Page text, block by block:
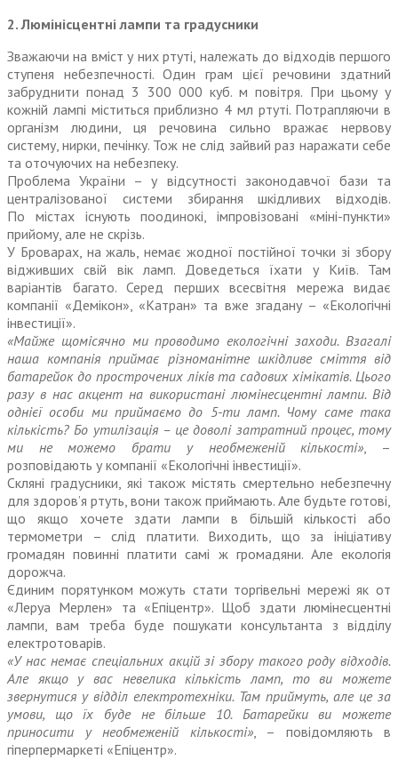
2. Люмінісцентні лампи та градусники
Зважаючи на вміст у них ртуті, належать до відходів першого
ступеня небезпечності. Один грам цієї речовини здатний
забруднити понад 3 300 000 куб. м повіт­ря. При цьому у
кожній лампі міститься приблизно 4 мл ртуті. Потрапляючи в
організм людини, ця речовина сильно вражає нервову
систему, нирки, печінку. Тож не слід зайвий раз наражати себе
та оточуючих на небезпеку.
Проблема України – у відсутності законодавчої бази та
централізованої системи збирання шкідливих відходів.
По містах існують поодинокі, імпровізовані «міні-пункти»
прийому, але не скрізь.
У Броварах, на жаль, немає жодної постійної точки зі збору
відживших свій вік ламп. Доведеться їхати у Київ. Там
варіантів багато. Серед перших всесвітня мережа видає
компанії «Демікон», «Катран» та вже згадану – «Екологічні
інвестиції».
«Майже щомісячно ми проводимо екологічні заходи. Взагалі
наша компанія приймає різноманітне шкідливе сміття від
батарейок до прострочених ліків та садових хімікатів. Цього
разу в нас акцент на використані люмінесцентні лампи. Від
однієї особи ми приймаємо до 5-ти ламп. Чому саме така
кількість? Бо утилізація – це доволі затратний процес, тому
ми не можемо брати у необмеженій кількості», –
розповідають у компанії «Екологічні інвестиції».
Скляні градусники, які також містять смертельно небезпечну
для здоров’я ртуть, вони також приймають. Але будьте готові,
що якщо хочете здати лампи в більшій кількості або
термометри – слід платити. Виходить, що за ініціативу
громадян повинні платити самі ж громадяни. Але екологія
дорожча.
Єдиним порятунком можуть стати торгівельні мережі як от
«Леруа Мерлен» та «Епіцентр». Щоб здати люмінесцентні
лампи, вам треба буде пошукати консультанта з відділу
електротоварів.
«У нас немає спеціальних акцій зі збору такого роду відходів.
Але якщо у вас невелика кількість ламп, то ви можете
звернутися у відділ електротехніки. Там приймуть, але це за
умови, що їх буде не більше 10. Батарейки ви можете
приносити у необмеженій кількості», – повідомляють в
гіперпермаркеті «Епіцентр».